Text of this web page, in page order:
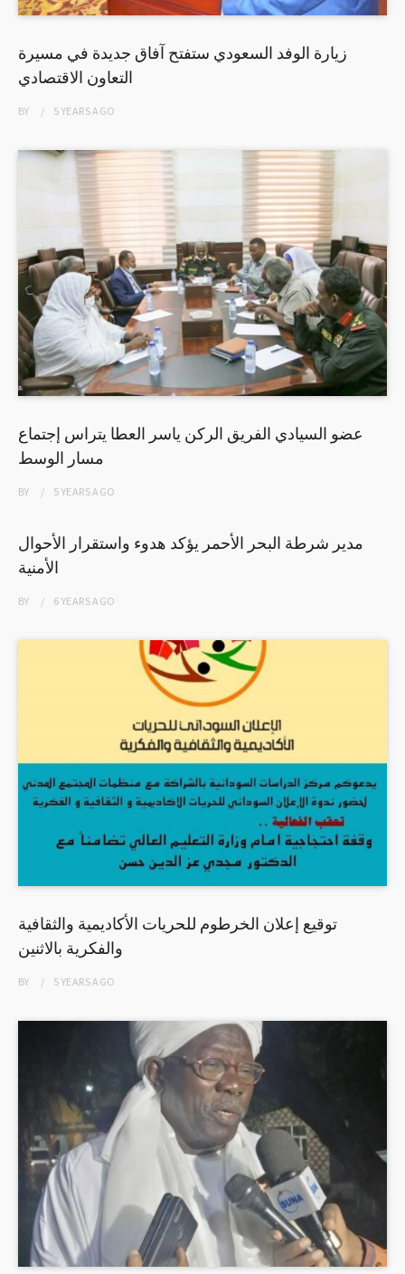
زيارة الوفد السعودي ستفتح آفاق جديدة في مسيرة
التعاون الاقتصادي
BY 5 YEARSAGO
عضو السيادي الفريق الركن ياسر العطا يتراس إجتماع
مسار الوسط
BY 5 YEARSAGO
مدير شرطة البحر الأحمر يؤكد هدوء واستقرار الأحوال
الأمنية
BY 6 YEARSAGO
توقيع إعلان الخرطوم للحريات الأكاديمية والثقافية
والفكرية بالاثنين
BY 5 YEARSAGO